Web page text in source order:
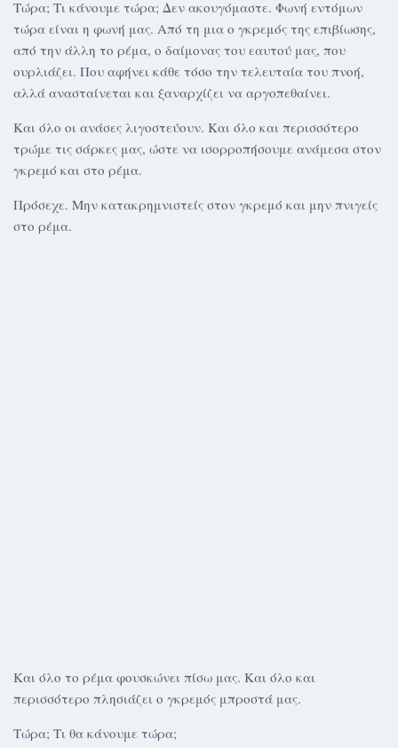
Τώρα; Τι κάνουμε τώρα; Δεν ακουγόμαστε. Φωνή εντόμων
τώρα είναι η φωνή μας. Από τη μια ο γκρεμός της επιβίωσης,
από την άλλη το ρέμα, ο δαίμονας του εαυτού μας, που
ουρλιάζει. Που αφήνει κάθε τόσο την τελευταία του πνοή,
αλλά ανασταίνεται και ξαναρχίζει να αργοπεθαίνει.
Και όλο οι ανάσες λιγοστεύουν. Και όλο και περισσότερο
τρώμε τις σάρκες μας, ώστε να ισορροπήσουμε ανάμεσα στον
γκρεμό και στο ρέμα.
Πρόσεχε. Μην κατακρημνιστείς στον γκρεμό και μην πνιγείς
στο ρέμα.
Και όλο το ρέμα φουσκώνει πίσω μας. Και όλο και
περισσότερο πλησιάζει ο γκρεμός μπροστά μας.
Τώρα; Τι θα κάνουμε τώρα;